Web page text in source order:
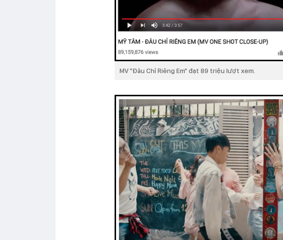
MV "Đâu Chỉ Riêng Em" đạt 89 triệu lượt xem.